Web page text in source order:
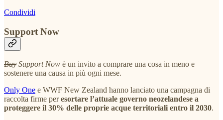
Condividi
Support Now
Buy Support Now è un invito a comprare una cosa in meno e
sostenere una causa in più ogni mese.
Only One e WWF New Zealand hanno lanciato una campagna di
raccolta firme peresortare l’attuale governo neozelandese a
proteggere il 30% delle proprie acque territoriali entro il 2030.